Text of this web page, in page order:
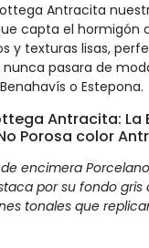
Antracita
capta el hormigón
y texturas lisas,
pasara de
o Estepona.
Antracita: La
Porosa color
encimera
por su fondo gris
tonales que